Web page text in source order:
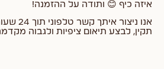
איזה כיף 😊 ותודה על ההזמנה!
אנו
תקין, לבצע תיאום ציפיות ולגבוה